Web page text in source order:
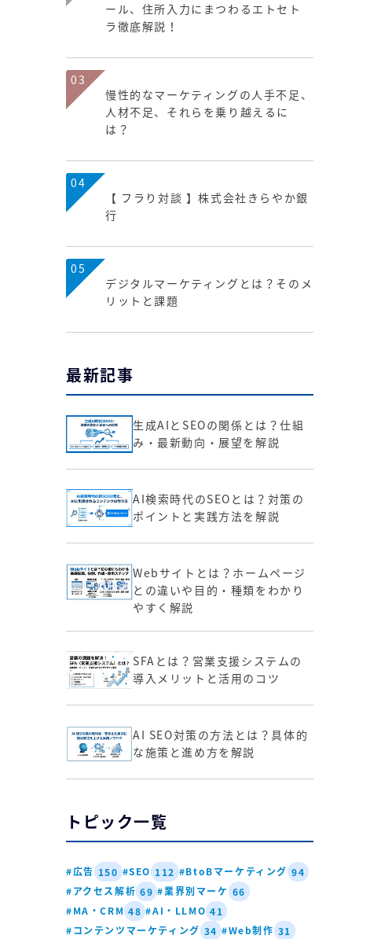
ール、住所入力にまつわるエトセト
ラ徹底解説！
03
慢性的なマーケティングの人手不足、
人材不足、それらを乗り越えるに
は？
04
【 フラり対談 】株式会社きらやか銀
行
05
デジタルマーケティングとは？そのメ
リットと課題
最新記事
生成AIとSEOの関係とは？仕組
み・最新動向・展望を解説
AI検索時代のSEOとは？対策の
ポイントと実践方法を解説
Webサイトとは？ホームページ
との違いや目的・種類をわかり
やすく解説
SFAとは？営業支援システムの
導入メリットと活用のコツ
AI SEO対策の方法とは？具体的
な施策と進め方を解説
トピック一覧
#広告 150 #SEO 112 #BtoBマーケティング 94
#アクセス解析 69 #業界別マーケ 66
#MA・CRM 48 #AI・LLMO 41
#コンテンツマーケティング 34 #Web制作 31